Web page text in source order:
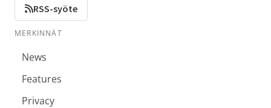
RSS-syöte
MERKINNÄT
News
Features
Privacy